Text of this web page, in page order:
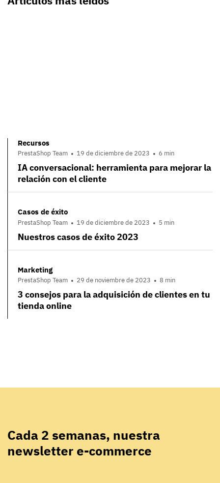
Recursos
PrestaShop Team 19 de diciembre de 2023 6 min
IA conversacional: herramienta para mejorar la
relación con el cliente
Casos de éxito
PrestaShop Team 19 de diciembre de 2023 5 min
Nuestros casos de éxito 2023
Marketing
PrestaShop Team 29 de noviembre de 2023 8 min
3 consejos para la adquisición de clientes en tu
tienda online
Cada 2 semanas, nuestra
newsletter e-commerce